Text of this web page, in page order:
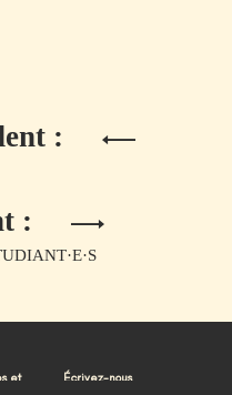
:
:
et Écrivez-nous